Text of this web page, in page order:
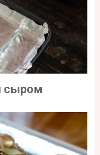
сыром